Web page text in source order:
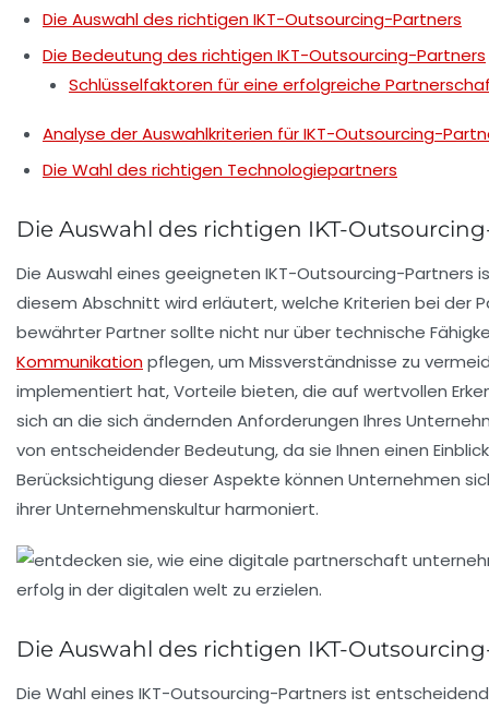
Die Auswahl des richtigen IKT-Outsourcing-Partners
Die Bedeutung des richtigen IKT-Outsourcing-Partners
Schlüsselfaktoren für eine erfolgreiche
Analyse der Auswahlkriterien für IKT-Outsourcing-
Die Wahl des richtigen Technologiepartners
Die Auswahl des richtigen IKT-
Die Auswahl eines geeigneten IKT-Outsourcing-Partners
diesem Abschnitt wird erläutert, welche Kriterien bei der
bewährter Partner sollte nicht nur über technische
Kommunikationpflegen, um Missverständnisse zu
implementiert hat, Vorteile bieten, die auf wertvollen
sich an die sich ändernden Anforderungen Ihres
von entscheidender Bedeutung, da sie Ihnen einen
Berücksichtigung dieser Aspekte können Unternehmen
ihrer Unternehmenskultur harmoniert.
Die Auswahl des richtigen IKT-
Die Wahl eines IKT-Outsourcing-Partners ist